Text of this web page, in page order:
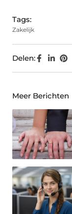
Tags:
Zakelijk
Delen:
Meer Berichten